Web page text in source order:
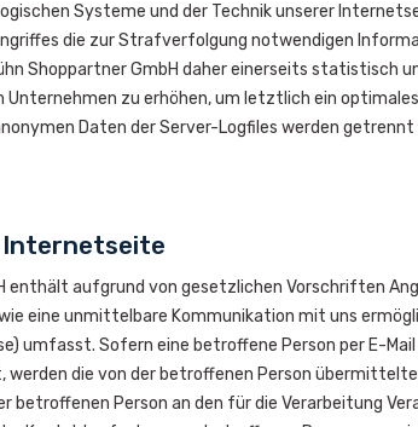
Systeme und der Technik unserer
die zur Strafverfolgung notwendigen
Shoppartner GmbH daher einerseits statistisch
zu erhöhen, um letztlich ein
Daten der Server-Logfiles werden
Internetseite
enthält aufgrund von gesetzlichen Vorschriften
eine unmittelbare Kommunikation mit uns
umfasst. Sofern eine betroffene Person per E-
die von der betroffenen Person
betroffenen Person an den für die Verarbeitung